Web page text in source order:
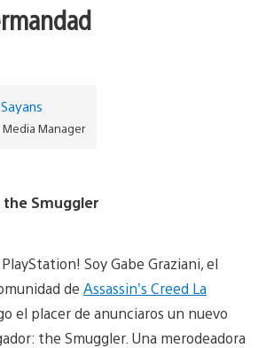
Manager
Smuggler
PlayStation! Soy Gabe Graziani, el
de Assassin’s Creed La
el placer de anunciaros un nuevo
the Smuggler. Una merodeadora